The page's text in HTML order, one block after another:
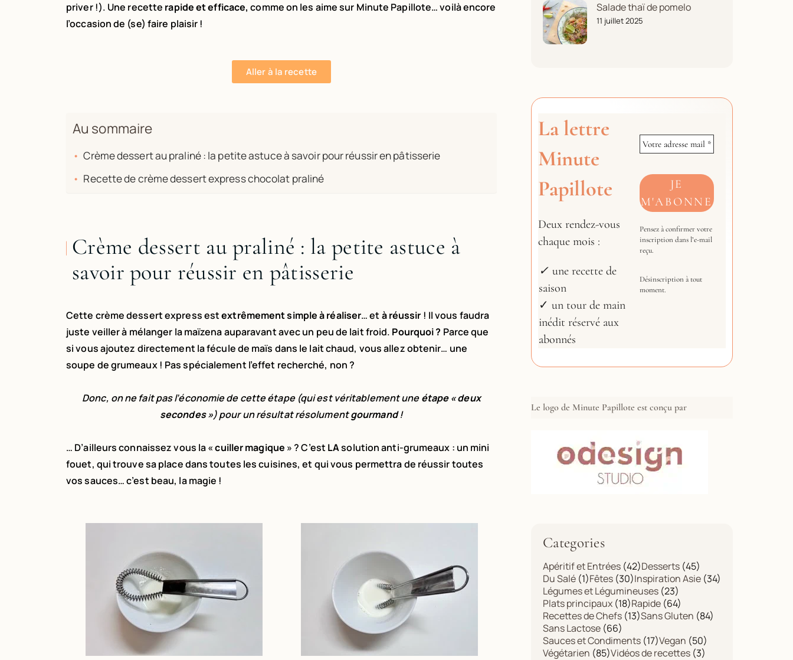
priver !). Une recette rapide et efficace,comme on les aime sur Minute Papillote… voilà encore
l’occasion de (se) faire plaisir !
Aller à la recette
Au sommaire
Crème dessert au praliné : la petite astuce à savoir pour réussir en pâtisserie
Recette de crème dessert express chocolat praliné
Crème dessert au praliné : la petite astuce à
savoir pour réussir en pâtisserie
Cette crème dessert express estextrêmement simple à réaliser… et à réussir ! Il vous faudra
juste veiller à mélanger la maïzena auparavant avec un peu de lait froid. Pourquoi ? Parce que
si vous ajoutez directement la fécule de maïs dans le lait chaud, vous allez obtenir… une
soupe de grumeaux ! Pas spécialement l’effet recherché, non ?
Donc, on ne fait pas l’économie de cette étape (qui est véritablement uneétape « deux
secondes ») pour un résultat résolumentgourmand!
… D’ailleurs connaissez vous la «cuiller magique » ? C’est LAsolution anti-grumeaux : un mini
fouet, qui trouve sa place dans toutes les cuisines, et qui vous permettra de réussir toutes
vos sauces… c’est beau, la magie !
Salade thaï de pomelo
11 juillet 2025
La lettre
Minute
Papillote
Deux rendez-vous
chaque mois :
✓ une recette de
saison
✓ un tour de main
inédit réservé aux
abonnés
Pensez à confirmer votre
inscription dans l’e-mail
reçu.
Désinscription à tout
moment.
Le logo de Minute Papillote est conçu par
Categories
Apéritif et Entrées (42)Desserts (45)
Du Salé (1)Fêtes (30)Inspiration Asie (34)
Légumes et Légumineuses (23)
Plats principaux (18)Rapide (64)
Recettes de Chefs (13)Sans Gluten (84)
Sans Lactose (66)
Sauces et Condiments (17)Vegan (50)
Végétarien (85)Vidéos de recettes (3)